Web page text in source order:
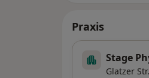
Praxis
Stage
Glatzer